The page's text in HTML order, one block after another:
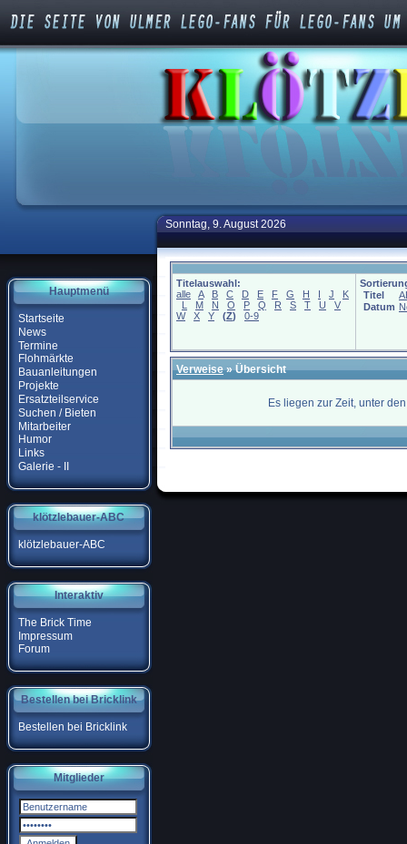
Hauptmenü
Startseite
News
Termine
Flohmärkte
Bauanleitungen
Projekte
Ersatzteilservice
Suchen / Bieten
Mitarbeiter
Humor
Links
Galerie - II
klötzlebauer-ABC
klötzlebauer-ABC
Interaktiv
The Brick Time
Impressum
Forum
Bestellen bei Bricklink
Bestellen bei Bricklink
Mitglieder
Sonntag, 9. August 2026
Titelauswahl:
alle
A B C D E F G H I J
K
L
M N O P Q R S T U
V
W
X Y (Z) 0-9
Titel
Datum
Verweise» Übersicht
Es liegen zur Zeit, unter